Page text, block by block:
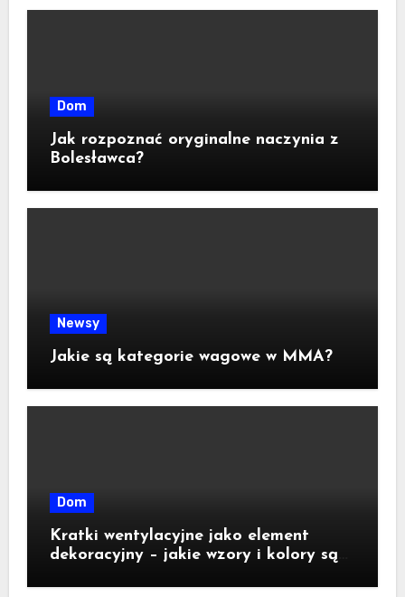
Dom
Jak rozpoznać oryginalne naczynia z
Bolesławca?
Newsy
Jakie są kategorie wagowe w MMA?
Dom
Kratki wentylacyjne jako element
dekoracyjny – jakie wzory i kolory są